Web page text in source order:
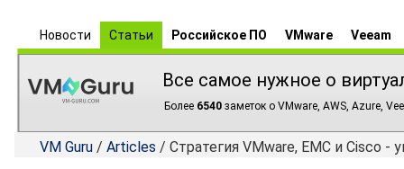
Новости Статьи Российское ПО VMware Veeam
Все самое нужное о
Более 6540 заметок о VMware, AWS, Azure,
VM Guru / Articles / Стратегия VMware, EMC и Cisco